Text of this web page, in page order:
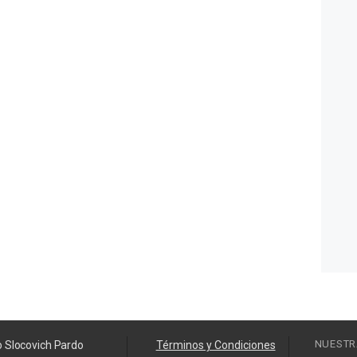
Slocovich Pardo Términos y Condiciones